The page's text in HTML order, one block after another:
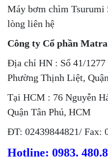
Máy bơm chìm Tsurumi
lòng liên hệ
Công ty Cổ phần
Địa chỉ HN : Số 41/1277
Phường Thịnh Liệt,
Tại HCM : 76 Nguyễn
Quận Tân Phú, HCM
ĐT: 02439844821/ Fax:
Hotline: 0983.